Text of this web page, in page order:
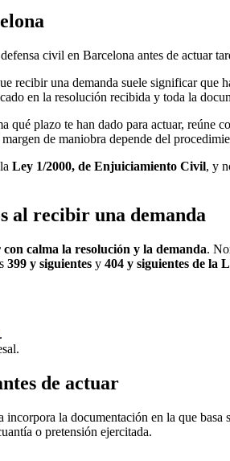
civil en Barcelona antes de actuar
recibir una demanda suele significar que
en la resolución recibida y toda la
plazo te han dado para actuar, reúne
de maniobra depende del
Ley 1/2000, de Enjuiciamiento Civil, y
al recibir una demanda
con calma la resolución y la demanda.
399 y siguientes y 404 y siguientes de la
.
de actuar
la documentación en la que basa
o pretensión ejercitada.